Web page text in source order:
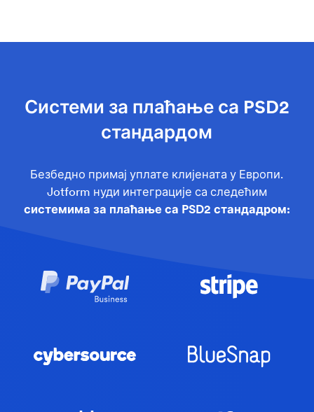
Системи за плаћање са PSD2
стандардом
Безбедно примај уплате клијената у Европи.
Jotform нуди интеграције са следећим
системима за плаћање са PSD2 стандадром: